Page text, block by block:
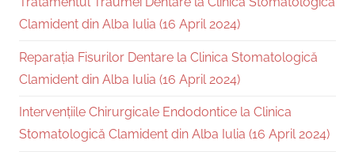
Clamident din Alba Iulia (16 April 2024)
Reparația Fisurilor Dentare la Clinica Stomatologică
Clamident din Alba Iulia (16 April 2024)
Intervențiile Chirurgicale Endodontice la Clinica
Stomatologică Clamident din Alba Iulia (16 April 2024)